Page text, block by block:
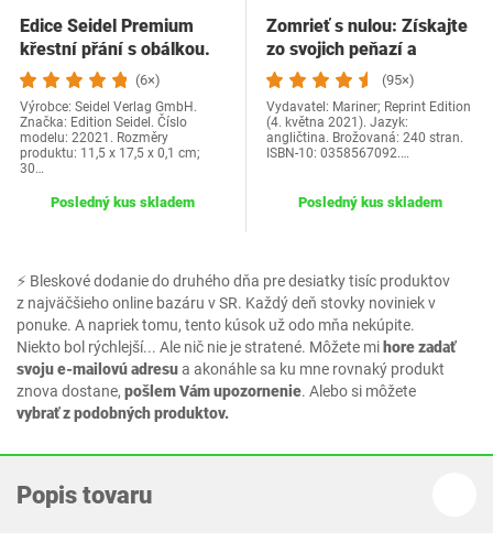
⚡ Bleskové dodanie do druhého dňa pre desiatky tisíc produktov
z najväčšieho online bazáru v SR. Každý deň stovky noviniek v
ponuke. A napriek tomu, tento kúsok už odo mňa nekúpite.
Niekto bol rýchlejší... Ale nič nie je stratené. Môžete mihore zadať
svoju e-mailovú adresua akonáhle sa ku mne rovnaký produkt
znova dostane, pošlem Vám upozornenie. Alebo si môžete
vybrať z podobných produktov.
Edice Seidel Premium
křestní přání s obálkou.
Přání ke křtu…(6×)
Výrobce: Seidel Verlag GmbH.
Značka: Edition Seidel. Číslo
modelu: 22021. Rozměry
produktu: 11,5 x 17,5 x 0,1 cm;
30…
Posledný kus skladem
Zomrieť s nulou: Získajte
zo svojich peňazí a
života…
(95×)
Vydavatel: Mariner; Reprint Edition
(4. května 2021). Jazyk:
angličtina. Brožovaná: 240 stran.
ISBN-10: 0358567092.…
Posledný kus skladem
Popis tovaru